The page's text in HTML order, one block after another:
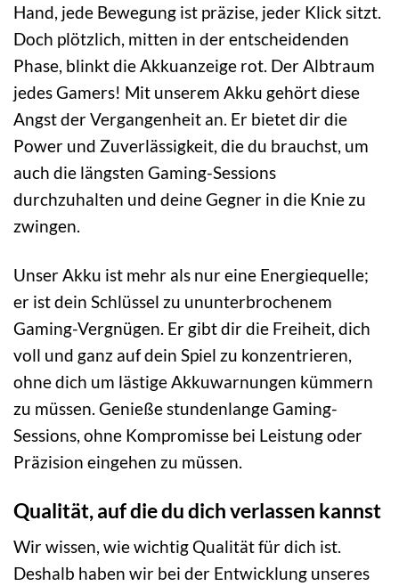
Hand, jede Bewegung ist präzise, jeder Klick sitzt.
Doch plötzlich, mitten in der entscheidenden
Phase, blinkt die Akkuanzeige rot. Der Albtraum
jedes Gamers! Mit unserem Akku gehört diese
Angst der Vergangenheit an. Er bietet dir die
Power und Zuverlässigkeit, die du brauchst, um
auch die längsten Gaming-Sessions
durchzuhalten und deine Gegner in die Knie zu
zwingen.
Unser Akku ist mehr als nur eine Energiequelle;
er ist dein Schlüssel zu ununterbrochenem
Gaming-Vergnügen. Er gibt dir die Freiheit, dich
voll und ganz auf dein Spiel zu konzentrieren,
ohne dich um lästige Akkuwarnungen kümmern
zu müssen. Genieße stundenlange Gaming-
Sessions, ohne Kompromisse bei Leistung oder
Präzision eingehen zu müssen.
Qualität, auf die du dich verlassen kannst
Wir wissen, wie wichtig Qualität für dich ist.
Deshalb haben wir bei der Entwicklung unseres